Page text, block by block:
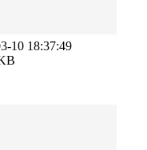
10 18:37:49